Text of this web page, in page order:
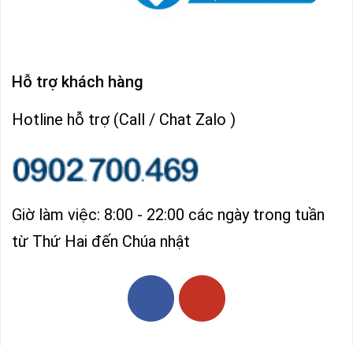
Hỗ trợ khách hàng
Hotline hỗ trợ (Call / Chat Zalo )
Giờ làm việc: 8:00 - 22:00 các ngày trong tuần
từ Thứ Hai đến Chúa nhật